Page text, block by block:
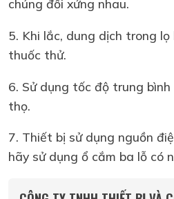
chúng đối xứng nhau.
5. Khi lắc, dung dịch trong
thuốc thử.
6. Sử dụng tốc độ trung
thọ.
7. Thiết bị sử dụng nguồn
hãy sử dụng ổ cắm ba lỗ có